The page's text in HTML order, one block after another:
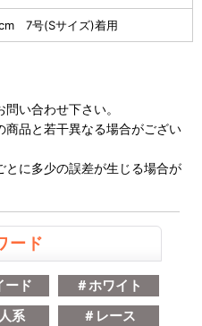
7号(Sサイズ)着用
い合わせ下さい。
品と若干異なる場合がござい
に多少の誤差が生じる場合が
ード
ード
＃ホワイト
系 ＃レース